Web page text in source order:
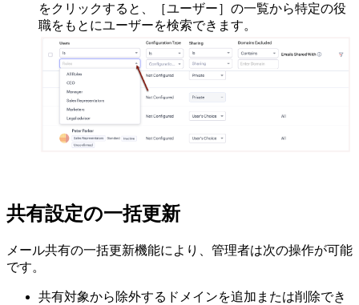
をクリックすると、［ユーザー］の一覧から特定の役
職をもとにユーザーを検索できます。
共有設定の一括更新
メール共有の一括更新機能により、管理者は次の操作が可能
です。
共有対象から除外するドメインを追加または削除でき